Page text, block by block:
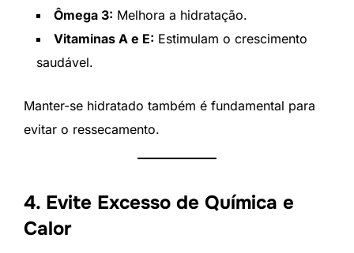
Ômega 3: Melhora a hidratação.
Vitaminas A e E: Estimulam o crescimento
saudável.
Manter-se hidratado também é fundamental para
evitar o ressecamento.
4. Evite Excesso de Química e
Calor